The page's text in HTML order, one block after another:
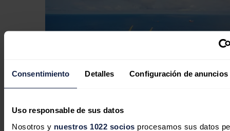
Consentimiento Detalles Configuración de anuncios
Uso responsable de sus datos
Nosotros y nuestros 1022 socios procesamos sus datos